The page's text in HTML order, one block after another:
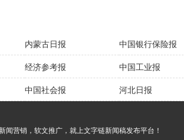
内蒙古日报 中国银行保险报
经济参考报 中国工业报
中国社会报 河北日报
闻营销，软文推广，就上文字链新闻稿发布平台！